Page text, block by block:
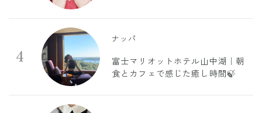
4
ナッパ
富士マリオットホテル山中湖｜朝
食とカフェで感じた癒し時間🍃